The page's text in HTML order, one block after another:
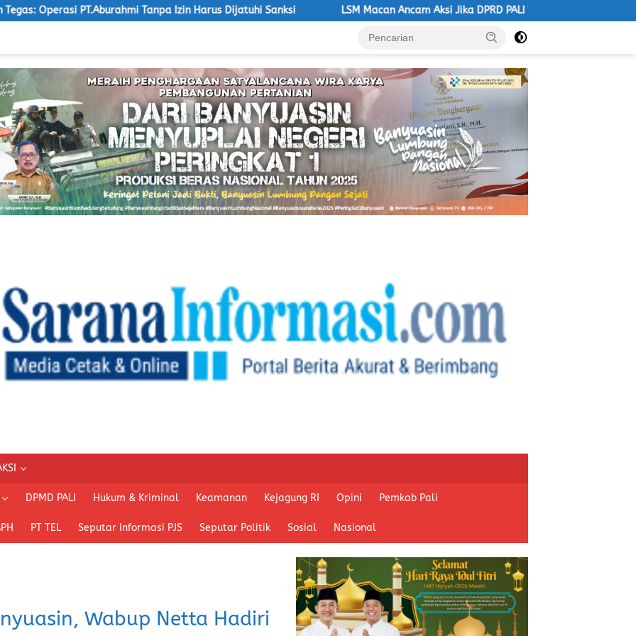
Tanpa Izin Harus Dijatuhi Sanksi LSM Macan Ancam Aksi Jika DPRD PALI Tetap Bungkam
DPMD PALI Hukum & Kriminal Keamanan Kejagung RI Opini Pemkab Pali
PT TEL Seputar Informasi PJS Seputar Politik Sosial Nasional
Wabup Netta Hadiri